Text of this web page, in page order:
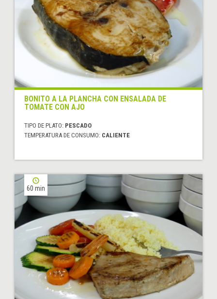
BONITO A LA PLANCHA CON ENSALADA DE
TOMATE CON AJO
TIPO DE PLATO: PESCADO
TEMPERATURA DE CONSUMO: CALIENTE
60 min